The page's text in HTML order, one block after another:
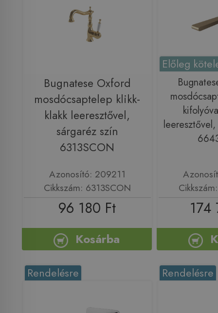
Bugnatese Oxford
mosdócsaptelep klikk-
klakk leeresztővel,
sárgaréz szín
6313SCON
Azonosító: 209211
Cikkszám: 6313SCON
96 180 Ft
Kosárba
Előleg
174
Rendelésre Rendelésre